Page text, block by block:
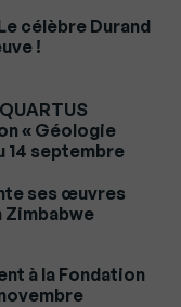
célèbre Durand
!
« Géologie
14 septembre
ses œuvres
Zimbabwe
à la Fondation